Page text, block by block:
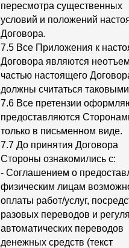
пересмотра существенных
условий и положений
Договора.
7.5 Все Приложения к
Договора являются
частью настоящего
должны считаться
7.6 Все претензии
предоставляются
только в письменном виде.
7.7 До принятия Договора
Стороны ознакомились с:
- Соглашением о
физическим лицам
оплаты работ/услуг,
разовых переводов и
автоматических переводов
денежных средств (текст